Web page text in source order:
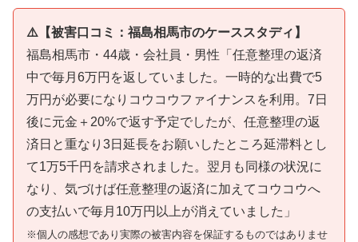
⚠️【被害口コミ：福島相馬市のケーススタディ】
福島相馬市・44歳・会社員・男性「任意整理の返済
中で毎月6万円を返していました。一時的な出費で5
万円が必要になりコウコウファイナンスを利用。7日
後に元金＋20%で返す予定でしたが、任意整理の返
済日と重なり3日延長をお願いしたところ延滞料とし
て1万5千円を請求されました。翌月も同様の状況に
なり、気づけば任意整理の返済に加えてコウコウへ
の支払いで毎月10万円以上が消えていました」
※個人の感想であり実際の被害内容を保証するものではありませ